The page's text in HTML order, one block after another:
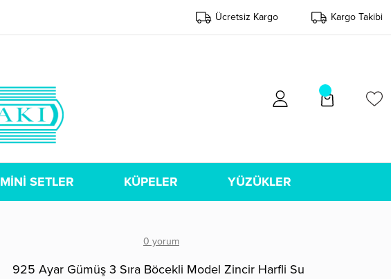
Ücretsiz Kargo Kargo Takibi
MİNİ SETLER KÜPELER YÜZÜKLER
0 yorum
925 Ayar Gümüş 3 Sıra Böcekli Model Zincir Harfli Su